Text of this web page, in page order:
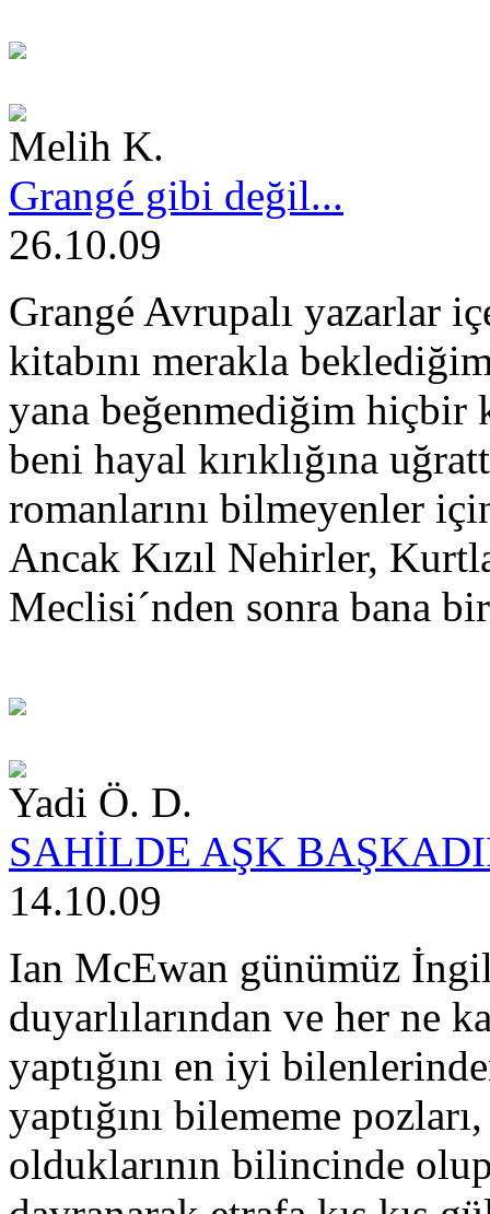
Melih K.
Grangé gibi değil...
26.10.09
Grangé Avrupalı yazarlar
kitabını merakla
yana beğenmediğim hiçbir
beni hayal kırıklığına
romanlarını bilmeyenler
Ancak Kızıl Nehirler,
Meclisi´nden sonra bana
Yadi Ö. D.
SAHİLDE AŞK
14.10.09
Ian McEwan günümüz
duyarlılarından ve her ne
yaptığını en iyi
yaptığını bilememe
olduklarının bilincinde